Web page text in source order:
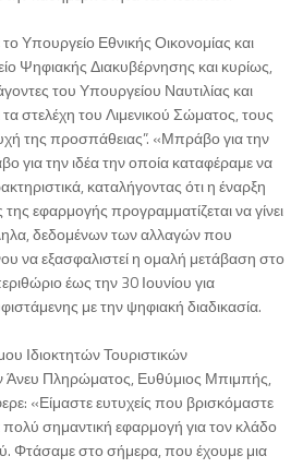
Υπουργείο Εθνικής Οικονομίας και
Ψηφιακής Διακυβέρνησης και κυρίως,
του Υπουργείου Ναυτιλίας και
τα στελέχη του Λιμενικού Σώματος, τους
της προσπάθειας”. «Μπράβο για την
για την ιδέα την οποία καταφέραμε να
καταλήγοντας ότι η έναρξη
εφαρμογής προγραμματίζεται να γίνει
δεδομένων των αλλαγών που
να εξασφαλιστεί η ομαλή μετάβαση στο
έως την 30 Ιουνίου για
με την ψηφιακή διαδικασία.
Ιδιοκτητών Τουριστικών
Πληρώματος, Ευθύμιος Μπιμπής,
«Είμαστε ευτυχείς που βρισκόμαστε
σημαντική εφαρμογή για τον κλάδο
Φτάσαμε στο σήμερα, που έχουμε μια